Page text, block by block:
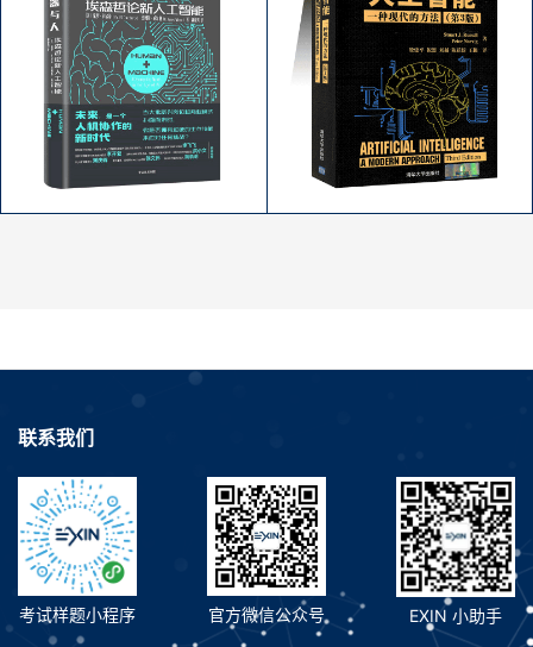
欧盟人工智能道德指南
作者：.
区块链精要：全球数字
化时代的区块链多重博
弈
作者：Tiana Laurence
作者：保罗·多尔蒂；詹姆斯·
联系我们
考试样题小程序 官方微信公众号 EXIN 小助手